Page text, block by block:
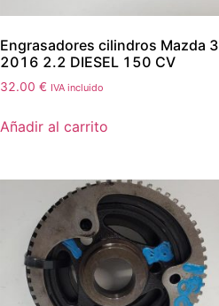
Engrasadores cilindros Mazda 3
2016 2.2 DIESEL 150 CV
32.00€ IVA incluido
Añadir al carrito